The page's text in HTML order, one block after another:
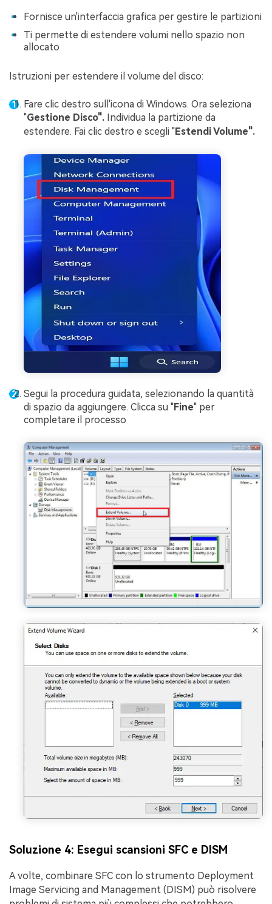
Fornisce un'interfaccia grafica per gestire le partizioni
Ti permette di estendere volumi nello spazio non
allocato
Istruzioni per estendere il volume del disco:
Fare clic destro sull'icona di Windows. Ora seleziona
"Gestione Disco". Individua la partizione da
estendere. Fai clic destro e scegli "Estendi Volume".
Segui la procedura guidata, selezionando la quantità
di spazio da aggiungere. Clicca su "Fine" per
completare il processo
Soluzione 4: Esegui scansioni SFC e DISM
A volte, combinare SFC con lo strumento Deployment
Image Servicing and Management (DISM) può risolvere